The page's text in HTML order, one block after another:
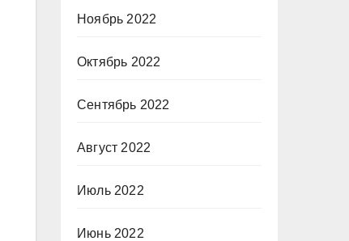
Ноябрь 2022
Октябрь 2022
Сентябрь 2022
Август 2022
Июль 2022
Июнь 2022